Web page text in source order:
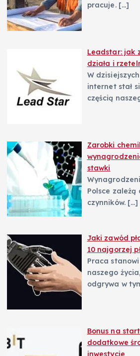
pracuje. […]
Leadstar: jak
działa i
W
internet stał
częścią
Zarobki
stawki
Polsce zależą
czynników. […]
Jaki zawód
10 najgorzej
Praca
naszego
odgrywa w
Bonus na
dodatkowe
inwestycje